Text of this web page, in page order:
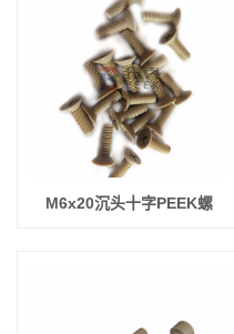
M6x20沉头十字PEEK螺